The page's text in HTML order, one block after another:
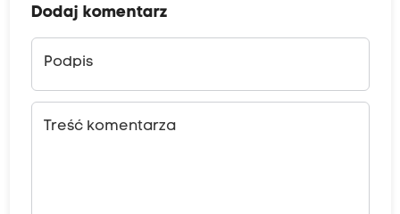
Dodaj komentarz
Podpis
Treść komentarza